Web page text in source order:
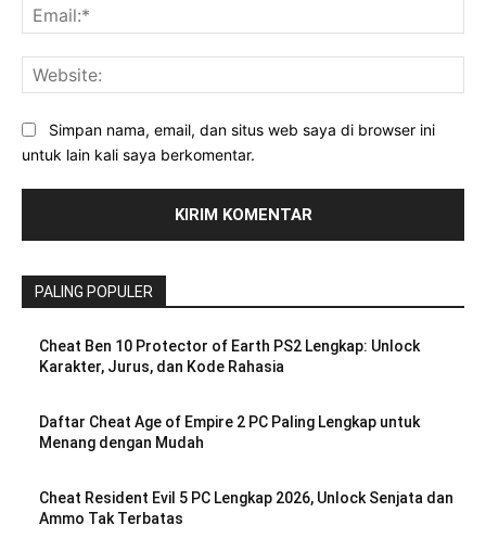
Simpan nama, email, dan situs web saya di browser ini
untuk lain kali saya berkomentar.
PALING POPULER
Cheat Ben 10 Protector of Earth PS2 Lengkap: Unlock
Karakter, Jurus, dan Kode Rahasia
Daftar Cheat Age of Empire 2 PC Paling Lengkap untuk
Menang dengan Mudah
Cheat Resident Evil 5 PC Lengkap 2026, Unlock Senjata dan
Ammo Tak Terbatas